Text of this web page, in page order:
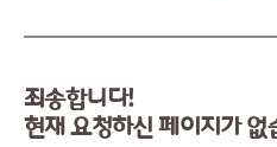
죄송합니다!
현재 요청하신 페이지가 없